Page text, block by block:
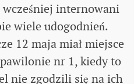
wcześniej internowani
wiele udogodnień.
12 maja miał miejsce
nr 1, kiedy to
nie zgodzili się na ich